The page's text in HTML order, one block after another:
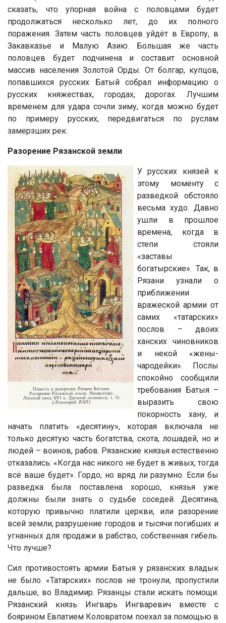
сказать, что упорная война с половцами будет
продолжаться несколько лет, до их полного
поражения. Затем часть половцев уйдёт в Европу, в
Закавказье и Малую Азию. Большая же часть
половцев будет подчинена и составит основной
массив населения Золотой Орды. От болгар, купцов,
попавшихся русских Батый собрал информацию о
русских княжествах, городах, дорогах. Лучшим
временем для удара сочли зиму, когда можно будет
по примеру русских, передвигаться по руслам
замерзших рек.
Разорение Рязанской земли
У русских князей к
этому моменту с
разведкой обстояло
весьма худо. Давно
ушли в прошлое
времена, когда в
степи стояли
«заставы
богатырские». Так, в
Рязани узнали о
приближении
вражеской армии от
самих «татарских»
послов – двоих
ханских чиновников
и некой «жены-
чародейки». Послы
спокойно сообщили
требования Батыя –
выразить свою
покорность хану, и
начать платить «десятину», которая включала не
только десятую часть богатства, скота, лошадей, но и
людей – воинов, рабов. Рязанские князья естественно
отказались: «Когда нас никого не будет в живых, тогда
всё ваше будет». Гордо, но вряд ли разумно. Если бы
разведка была поставлена хорошо, князья уже
должны были знать о судьбе соседей. Десятина,
которую привычно платили церкви, или разорение
всей земли, разрушение городов и тысячи погибших и
угнанных для продажи в рабство, собственная гибель.
Что лучше?
Сил противостоять армии Батыя у рязанских владык
не было. «Татарских» послов не тронули, пропустили
дальше, во Владимир. Рязанцы стали искать помощи.
Рязанский князь Ингварь Ингваревич вместе с
боярином Евпатием Коловратом поехал за помощью в